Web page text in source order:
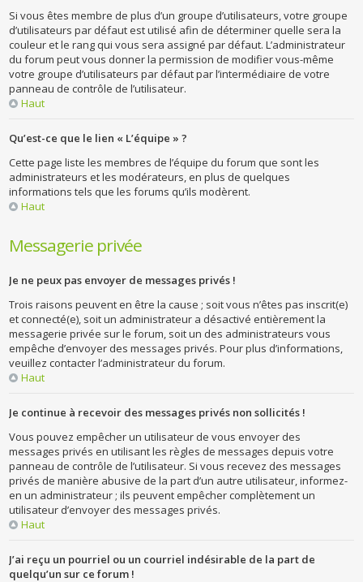
Si vous êtes membre de plus d’un groupe d’utilisateurs, votre groupe
d’utilisateurs par défaut est utilisé afin de déterminer quelle sera la
couleur et le rang qui vous sera assigné par défaut. L’administrateur
du forum peut vous donner la permission de modifier vous-même
votre groupe d’utilisateurs par défaut par l’intermédiaire de votre
panneau de contrôle de l’utilisateur.
Haut
Qu’est-ce que le lien « L’équipe » ?
Cette page liste les membres de l’équipe du forum que sont les
administrateurs et les modérateurs, en plus de quelques
informations tels que les forums qu’ils modèrent.
Haut
Messagerie privée
Je ne peux pas envoyer de messages privés !
Trois raisons peuvent en être la cause ; soit vous n’êtes pas inscrit(e)
et connecté(e), soit un administrateur a désactivé entièrement la
messagerie privée sur le forum, soit un des administrateurs vous
empêche d’envoyer des messages privés. Pour plus d’informations,
veuillez contacter l’administrateur du forum.
Haut
Je continue à recevoir des messages privés non sollicités !
Vous pouvez empêcher un utilisateur de vous envoyer des
messages privés en utilisant les règles de messages depuis votre
panneau de contrôle de l’utilisateur. Si vous recevez des messages
privés de manière abusive de la part d’un autre utilisateur, informez-
en un administrateur ; ils peuvent empêcher complètement un
utilisateur d’envoyer des messages privés.
Haut
J’ai reçu un pourriel ou un courriel indésirable de la part de
quelqu’un sur ce forum !